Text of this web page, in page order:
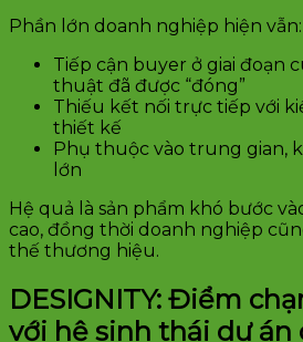
Phần lớn doanh nghiệp hiện vẫn:
Tiếp cận buyer ở giai đoạn
thuật đã được “đóng”
Thiếu kết nối trực tiếp với
thiết kế
Phụ thuộc vào trung gian,
lớn
Hệ quả là sản phẩm khó bước
cao, đồng thời doanh nghiệp
thế thương hiệu.
DESIGNITY: Điểm
với hệ sinh thái dự án